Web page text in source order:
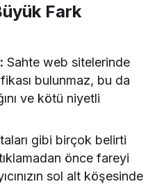
Fark
Sahte web sitelerinde
bulunmaz, bu da
ve kötü niyetli
gibi birçok belirti
önce fareyi
sol alt köşesinde